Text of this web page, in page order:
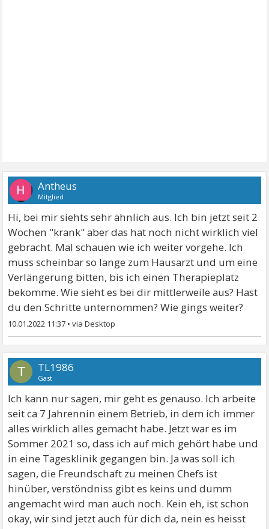
Antheus
Mitglied
Hi, bei mir siehts sehr ähnlich aus. Ich bin jetzt seit 2
Wochen "krank" aber das hat noch nicht wirklich viel
gebracht. Mal schauen wie ich weiter vorgehe. Ich
muss scheinbar so lange zum Hausarzt und um eine
Verlängerung bitten, bis ich einen Therapieplatz
bekomme. Wie sieht es bei dir mittlerweile aus? Hast
du den Schritte unternommen? Wie gings weiter?
10.01.2022 11:37 •
T TL1986
Gast
Ich kann nur sagen, mir geht es genauso. Ich arbeite
seit ca 7 Jahrennin einem Betrieb, in dem ich immer
alles wirklich alles gemacht habe. Jetzt war es im
Sommer 2021 so, dass ich auf mich gehört habe und
in eine Tagesklinik gegangen bin. Ja was soll ich
sagen, die Freundschaft zu meinen Chefs ist
hinüber, verstöndniss gibt es keins und dumm
angemacht wird man auch noch. Kein eh, ist schon
okay, wir sind jetzt auch für dich da, nein es heisst